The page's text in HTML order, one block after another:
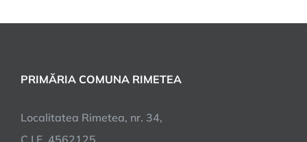
PRIMĂRIA COMUNA RIMETEA
Localitatea Rimetea, nr. 34,
C.I.F. 4562125